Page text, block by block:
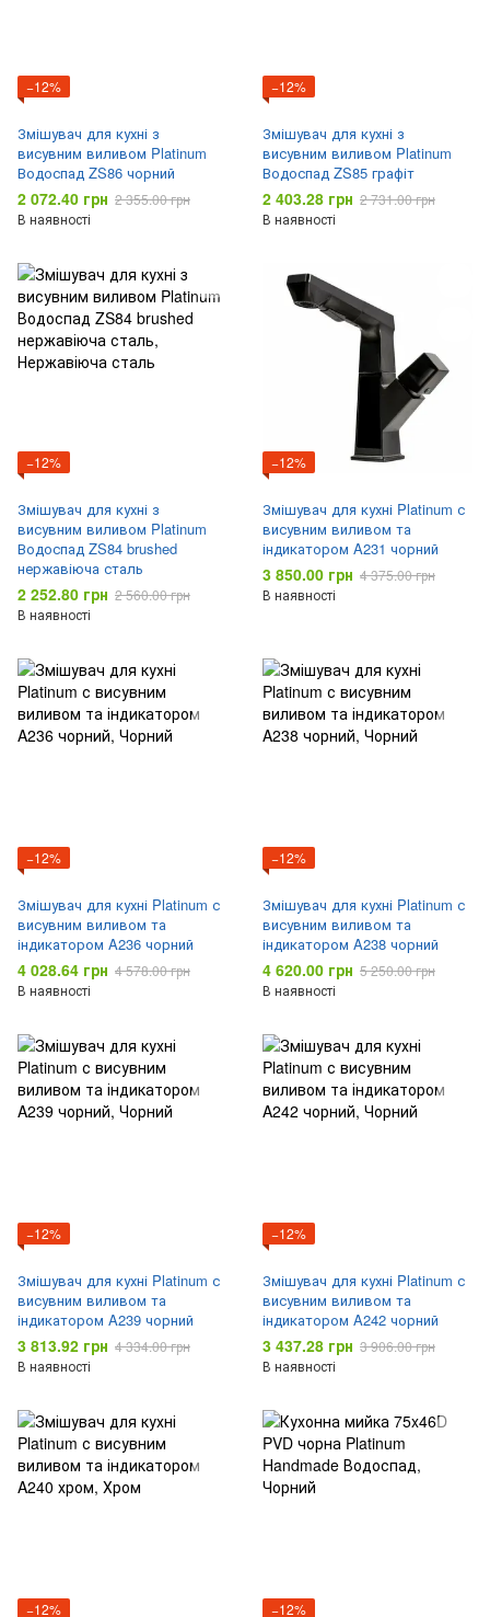
−12%
Змішувач для кухні з
висувним виливом Platinum
Водоспад ZS86 чорний
2 072.40 грн 2 355.00 грн
В наявності
−12%
Змішувач для кухні з
висувним виливом Platinum
Водоспад ZS85 графіт
2 403.28 грн 2 731.00 грн
В наявності
−12%
Змішувач для кухні з
висувним виливом Platinum
Водоспад ZS84 brushed
нержавіюча сталь
2 252.80 грн 2 560.00 грн
В наявності
−12%
Змішувач для кухні Platinum с
висувним виливом та
індикатором A231 чорний
3 850.00 грн 4 375.00 грн
В наявності
−12%
Змішувач для кухні Platinum с
висувним виливом та
індикатором A236 чорний
4 028.64 грн 4 578.00 грн
В наявності
−12%
Змішувач для кухні Platinum с
висувним виливом та
індикатором A238 чорний
4 620.00 грн 5 250.00 грн
В наявності
−12%
Змішувач для кухні Platinum с
висувним виливом та
індикатором A239 чорний
3 813.92 грн 4 334.00 грн
В наявності
−12%
Змішувач для кухні Platinum с
висувним виливом та
індикатором A242 чорний
3 437.28 грн 3 906.00 грн
В наявності
−12% −12%